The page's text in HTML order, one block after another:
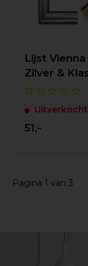
Lijst Vienna
Zilver &
Uitverkocht
51,-
Pagina 1 van 3